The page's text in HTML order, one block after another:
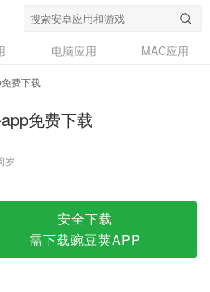
费下载
电脑应用
MAC应用
费下载
免费下载
岁
安全下载
需下载豌豆荚APP